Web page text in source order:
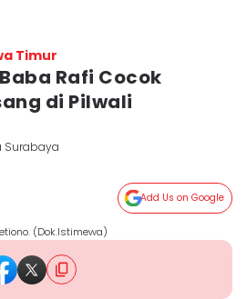
Timur
Rafi Cocok
di Pilwali
Surabaya
Add Us on Google
(Dok.Istimewa)